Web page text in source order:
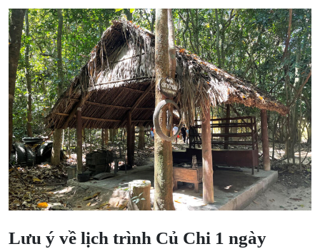
Lưu ý về lịch trình Củ Chi 1 ngày